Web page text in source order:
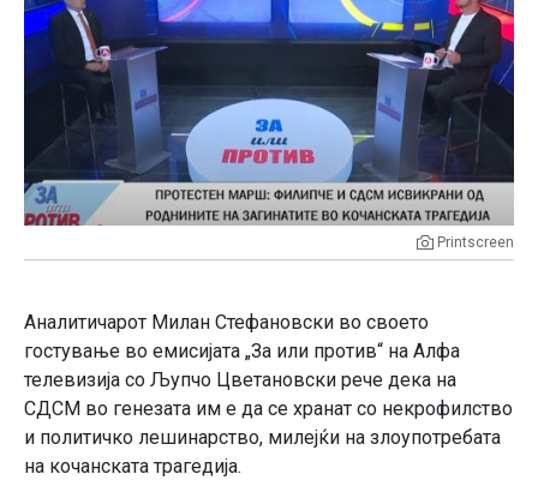
Printscreen
Аналитичарот Милан Стефановски во своето
гостување во емисијата „За или против“ на Алфа
телевизија со Љупчо Цветановски рече дека на
СДСМ во генезата им е да се хранат со некрофилство
и политичко лешинарство, милејќи на злоупотребата
на кочанската трагедија.